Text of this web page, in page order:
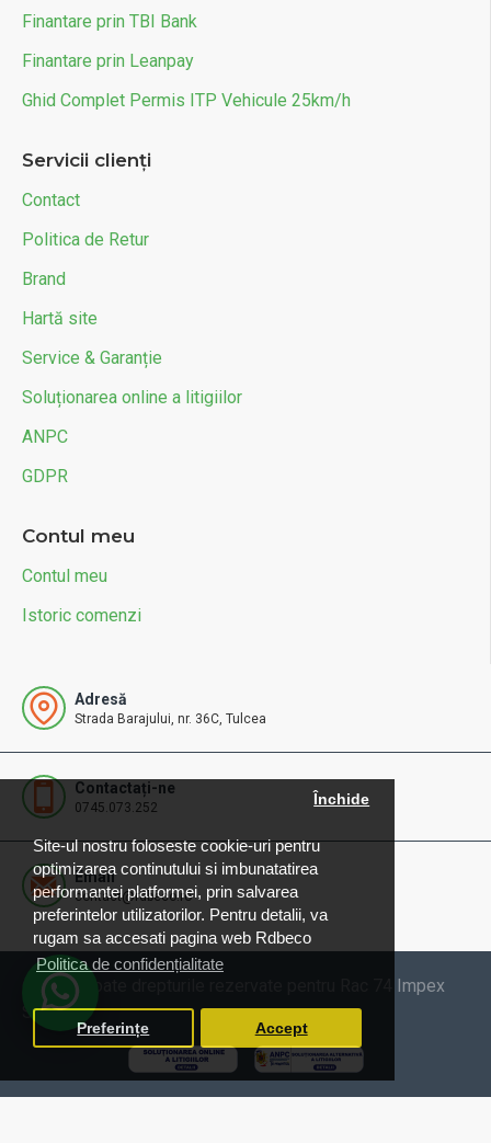
Site-ul nostru foloseste cookie-uri pentru
optimizarea continutului si imbunatatirea
performantei platformei, prin salvarea
preferintelor utilizatorilor. Pentru detalii, va
rugam sa accesati pagina web Rdbeco
Politica de confidențialitate
Închide
Preferințe Accept
Finantare prin TBI Bank
Finantare prin Leanpay
Ghid Complet Permis ITP Vehicule 25km/h
Servicii clienți
Contact
Politica de Retur
Brand
Hartă site
Service & Garanție
Soluționarea online a litigiilor
ANPC
GDPR
Contul meu
Contul meu
Istoric comenzi
Adresă
Strada Barajului, nr. 36C, Tulcea
Contactați-ne
0745.073.252
Email
contact@rdbeco.ro
© 2025 Toate drepturile rezervate pentru Rac 74 Impex
SRL